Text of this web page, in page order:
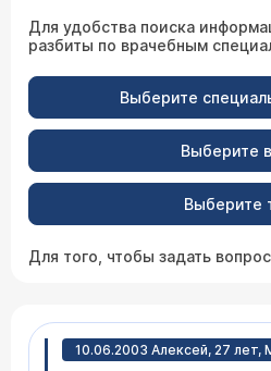
Для удобства поиска
разбиты по врачебным
Выберите
Выберите
Выберите
Для того, чтобы задать вопрос,
10.06.2003 Алексей, 27 лет,